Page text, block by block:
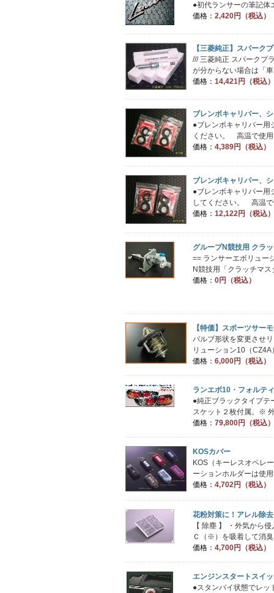
●初代ランサーの筆記
価格： 2,420円（税込）
【三菱純正】スパーク
/// 三菱純正 スパークプ
が分からない場合は「
価格： 14,421円（税込）
ブレンボキャリパー、
●ブレンボキャリパー
ください。 高温で使
価格： 4,389円（税込）
ブレンボキャリパー、
●ブレンボキャリパー
してください。 高温で
価格： 12,122円（税込）
グループN競技用 クラ
== ランサーエボリュー
N競技用「クラッチマ
価格： 0円（税込）
【特価】スポーツサー
バルブ形状を変更させ
リューション10（
価格： 6,000円（税込）
ランエボ10・フォルテ
●純正ブラックタイプテ
スケット２枚付属。※
価格： 79,800円（税込）
KOSカバー
KOS（キーレスオペレ
ーションホルダーは使
価格： 4,702円（税込）
花粉対策に！アレル除
【 除塵 】 ・外気から
Ｃ（※）を吸着して消
価格： 4,700円（税込）
エンジンスタートスイ
●スタンバイ状態でレッ